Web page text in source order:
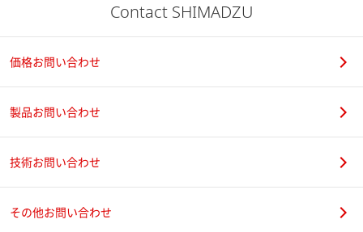
Contact SHIMADZU
価格お問い合わせ
製品お問い合わせ
技術お問い合わせ
その他お問い合わせ